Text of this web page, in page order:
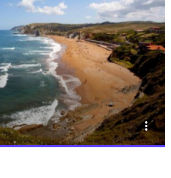
more_vert